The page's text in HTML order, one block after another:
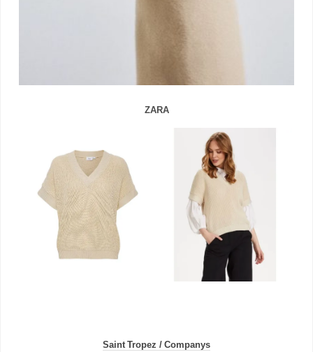
ZARA
Saint Tropez / Companys